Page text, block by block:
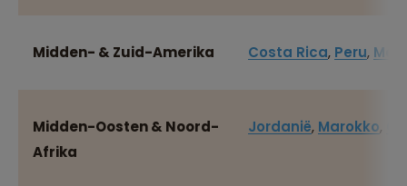
Midden- & Zuid-Amerika Costa Rica, Peru,
Midden-Oosten & Noord-
Afrika
Jordanië, Marokko,